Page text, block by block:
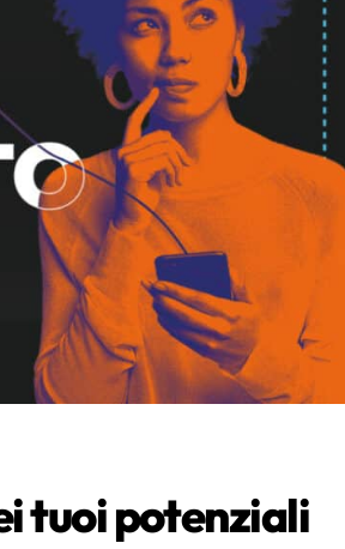
tuoi potenziali